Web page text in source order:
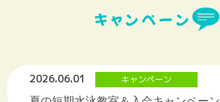
キャンペーン
2026.06.01 キャンペーン